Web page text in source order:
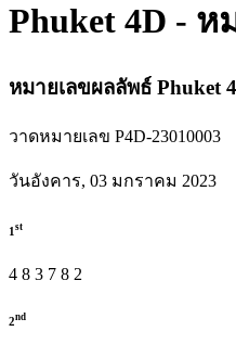
Phuket 4D -
หมายเลขผลลัพธ์ Phuket
วาดหมายเลข P4D-23010003
วันอังคาร, 03 มกราคม 2023
1 st
4 8 3 7 8 2
2nd